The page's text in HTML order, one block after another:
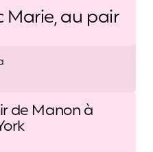
Marie, au pair
de Manon à